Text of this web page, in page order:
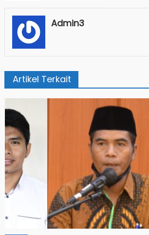
Admin3
Artikel Terkait